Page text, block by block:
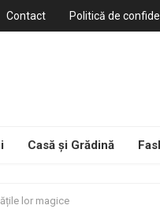
Contact Politică de
Casă și Grădină
lor magice